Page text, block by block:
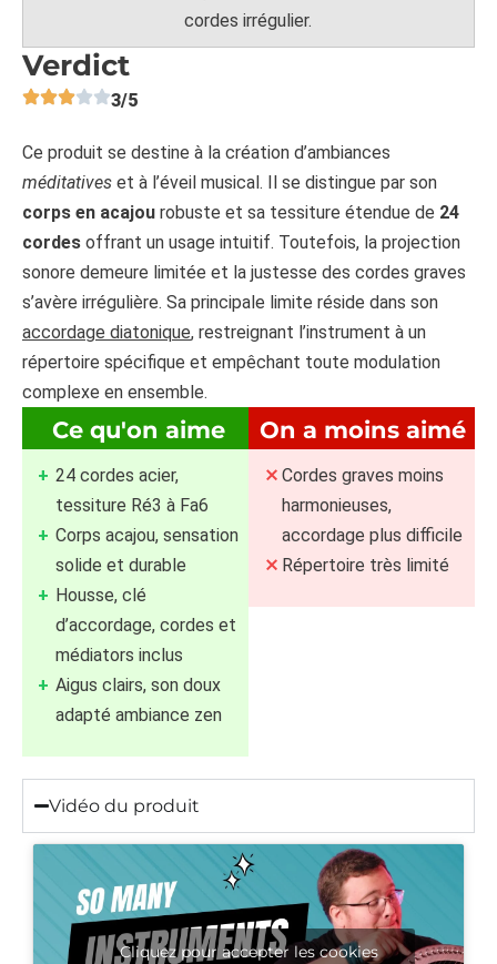
cordes irrégulier.
Verdict
3/5
Ce produit se destine à la création d’ambiances
méditatives et à l’éveil musical. Il se distingue par son
corps en acajou robuste et sa tessiture étendue de 24
cordes offrant un usage intuitif. Toutefois, la projection
sonore demeure limitée et la justesse des cordes graves
s’avère irrégulière. Sa principale limite réside dans son
accordage diatonique, restreignant l’instrument à un
répertoire spécifique et empêchant toute modulation
complexe en ensemble.
Ce qu'on aime
24 cordes acier,
tessiture Ré3 à Fa6
Corps acajou, sensation
solide et durable
Housse, clé
d’accordage, cordes et
médiators inclus
Aigus clairs, son doux
adapté ambiance zen
On a moins aimé
Cordes graves moins
harmonieuses,
accordage plus difficile
Répertoire très limité
Vidéo du produit
Cliquez pour accepter les cookies